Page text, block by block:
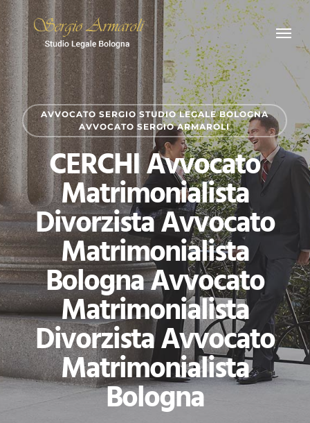
Skip
to
main
content
Menu
AVVOCATO SERGIO STUDIO LEGALE BOLOGNA
AVVOCATO SERGIO ARMAROLI
CERCHI Avvocato
Matrimonialista
Divorzista Avvocato
Matrimonialista
Bologna Avvocato
Matrimonialista
Divorzista Avvocato
Matrimonialista
Bologna